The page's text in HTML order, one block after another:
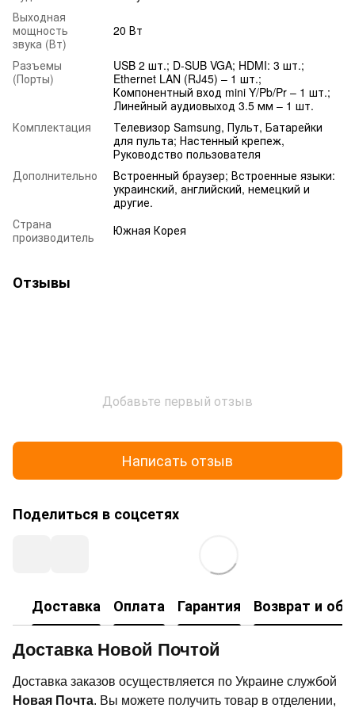
Выходная
мощность
звука (Вт)
20 Вт
Разъемы
(Порты)
USB 2 шт.; D-SUB VGA; HDMI: 3 шт.;
Ethernet LAN (RJ45) – 1 шт.;
Компонентный вход mini Y/Pb/Pr – 1 шт.;
Линейный аудиовыход 3.5 мм – 1 шт.
Комплектация
Телевизор Samsung, Пульт, Батарейки
для пульта; Настенный крепеж,
Руководство пользователя
Дополнительно
Встроенный браузер; Встроенные языки:
украинский, английский, немецкий и
другие.
Страна
производитель
Южная Корея
Отзывы
Добавьте первый отзыв
Написать отзыв
Поделиться в соцсетях
Доставка Оплата Гарантия Возврат и
Доставка Новой Почтой
Доставка заказов осуществляется по Украине службой
Новая Почта. Вы можете получить товар в отделении,